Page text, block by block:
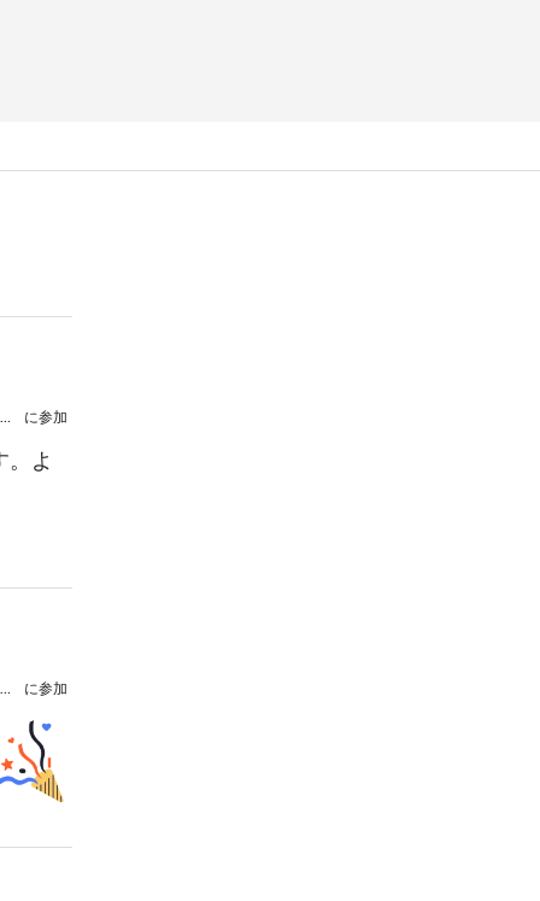
大崎由貴 ピアノリサイタル ～東京音楽コンクール入賞者リサイタル～ に参加
。よ
大崎由貴 ピアノリサイタル ～東京音楽コンクール入賞者リサイタル～ に参加